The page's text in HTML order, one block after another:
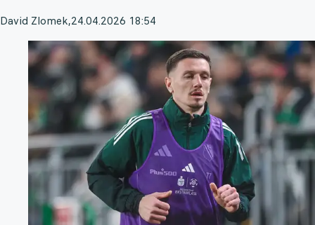
David Zlomek,24.04.2026 18:54